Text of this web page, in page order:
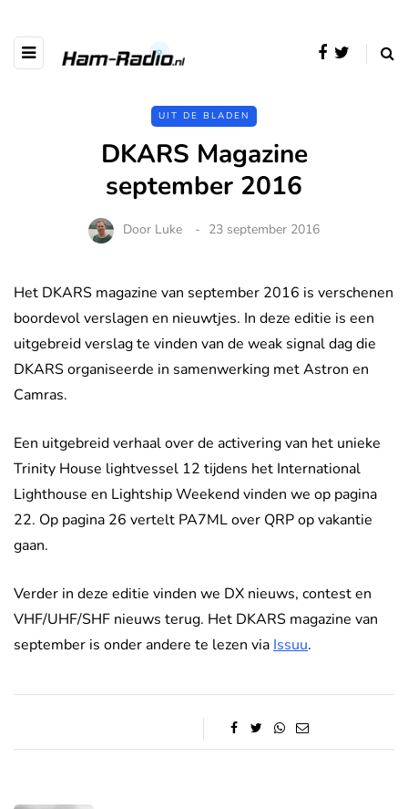
UIT DE BLADEN
DKARS Magazine
september 2016
Door Luke 23 september 2016
Het DKARS magazine van september 2016 is verschenen
boordevol verslagen en nieuwtjes. In deze editie is een
uitgebreid verslag te vinden van de weak signal dag die
DKARS organiseerde in samenwerking met Astron en
Camras.
Een uitgebreid verhaal over de activering van het unieke
Trinity House lightvessel 12 tijdens het International
Lighthouse en Lightship Weekend vinden we op pagina
22. Op pagina 26 vertelt PA7ML over QRP op vakantie
gaan.
Verder in deze editie vinden we DX nieuws, contest en
VHF/UHF/SHF nieuws terug. Het DKARS magazine van
september is onder andere te lezen via Issuu.